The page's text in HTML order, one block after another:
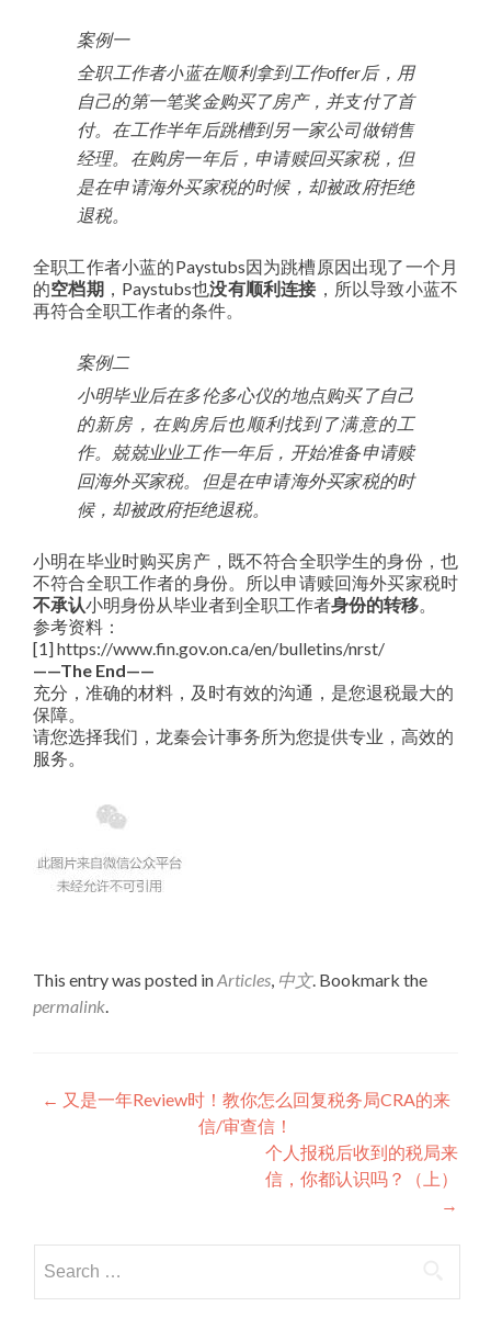
案例一
全职工作者小蓝在顺利拿到工作offer后，用
自己的第一笔奖金购买了房产，并支付了首
付。在工作半年后跳槽到另一家公司做销售
经理。在购房一年后，申请赎回买家税，但
是在申请海外买家税的时候，却被政府拒绝
退税。
全职工作者小蓝的Paystubs因为跳槽原因出现了一个月
的空档期，Paystubs也没有顺利连接，所以导致小蓝不
再符合全职工作者的条件。
案例二
小明毕业后在多伦多心仪的地点购买了自己
的新房，在购房后也顺利找到了满意的工
作。兢兢业业工作一年后，开始准备申请赎
回海外买家税。但是在申请海外买家税的时
候，却被政府拒绝退税。
小明在毕业时购买房产，既不符合全职学生的身份，也
不符合全职工作者的身份。所以申请赎回海外买家税时
不承认小明身份从毕业者到全职工作者身份的转移。
参考资料：
[1] https://www.fin.gov.on.ca/en/bulletins/nrst/
——The End——
充分，准确的材料，及时有效的沟通，是您退税最大的
保障。
请您选择我们，龙秦会计事务所为您提供专业，高效的
服务。
This entry was posted inArticles, 中文. Bookmark the
permalink.
Post
navigation
← 又是一年Review时！教你怎么回复税务局CRA的来
信/审查信！
个人报税后收到的税局来
信，你都认识吗？（上）
→
for: